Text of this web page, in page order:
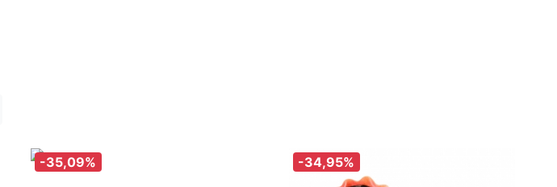
-35,09% -34,95%